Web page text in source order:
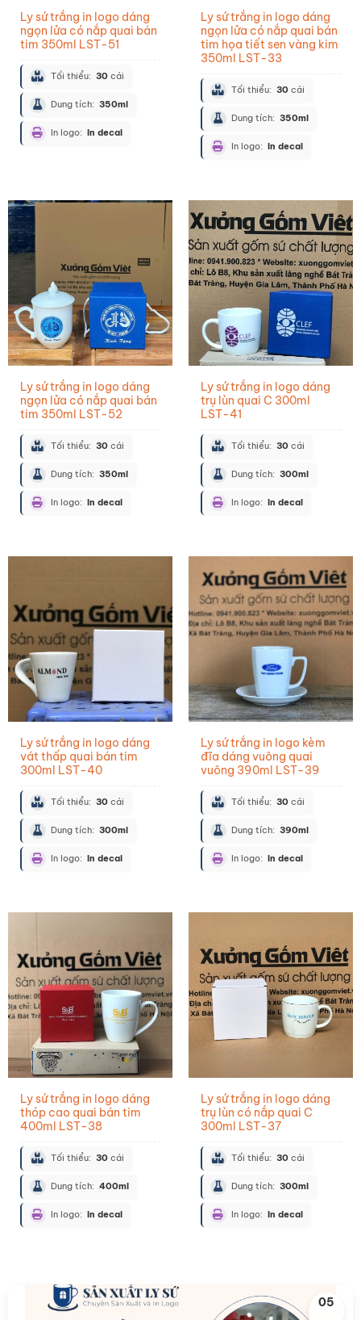
Ly sứ trắng in logo dáng
ngọn lửa có nắp quai bán
tim 350ml LST-51
Tối thiểu: 30cái
Dung tích: 350ml
In logo: In decal
Ly sứ trắng in logo dáng
ngọn lửa có nắp quai bán
tim họa tiết sen vàng kim
350ml LST-33
Tối thiểu: 30cái
Dung tích: 350ml
In logo: In decal
Ly sứ trắng in logo dáng
ngọn lửa có nắp quai bán
tim 350ml LST-52
Tối thiểu: 30cái
Dung tích: 350ml
In logo: In decal
Ly sứ trắng in logo dáng
trụ lùn quai C 300ml
LST-41
Tối thiểu: 30cái
Dung tích: 300ml
In logo: In decal
Ly sứ trắng in logo dáng
vát thấp quai bán tim
300ml LST-40
Tối thiểu: 30cái
Dung tích: 300ml
In logo: In decal
Ly sứ trắng in logo kèm
đĩa dáng vuông quai
vuông 390ml LST-39
Tối thiểu: 30cái
Dung tích: 390ml
In logo: In decal
Ly sứ trắng in logo dáng
thóp cao quai bán tim
400ml LST-38
Tối thiểu: 30cái
Dung tích: 400ml
In logo: In decal
Ly sứ trắng in logo dáng
trụ lùn có nắp quai C
300ml LST-37
Tối thiểu: 30cái
Dung tích: 300ml
In logo: In decal
05